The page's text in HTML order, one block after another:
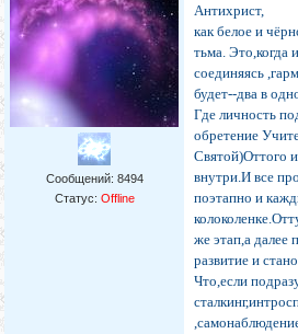
Сообщений: 8494
Статус: Offline
Антихрист,
как белое и
тьма. Это,когда
соединяясь
будет--два в
Где личность
обретение
Святой)Оттого
внутри.И все
поэтапно и
же этап,а далее
развитие и
Что,если